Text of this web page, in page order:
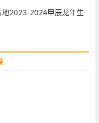
地2023-2024甲辰龙年生